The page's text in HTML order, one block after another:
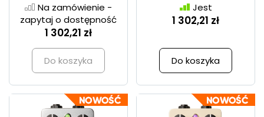
Na zamówienie -
zapytaj o dostępność
1 302,21 zł
Do koszyka
Jest
1 302,21 zł
Do koszyka